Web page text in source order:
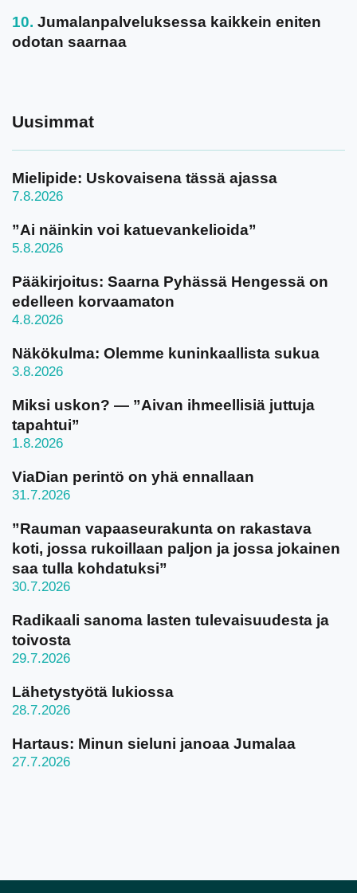
Jumalanpalveluksessa kaikkein eniten
odotan saarnaa
Uusimmat
Mielipide: Uskovaisena tässä ajassa
7.8.2026
”Ai näinkin voi katuevankelioida”
5.8.2026
Pääkirjoitus: Saarna Pyhässä Hengessä on
edelleen korvaamaton
4.8.2026
Näkökulma: Olemme kuninkaallista sukua
3.8.2026
Miksi uskon? — ”Aivan ihmeellisiä juttuja
tapahtui”
1.8.2026
ViaDian perintö on yhä ennallaan
31.7.2026
”Rauman vapaaseurakunta on rakastava
koti, jossa rukoillaan paljon ja jossa jokainen
saa tulla kohdatuksi”
30.7.2026
Radikaali sanoma lasten tulevaisuudesta ja
toivosta
29.7.2026
Lähetystyötä lukiossa
28.7.2026
Hartaus: Minun sieluni janoaa Jumalaa
27.7.2026